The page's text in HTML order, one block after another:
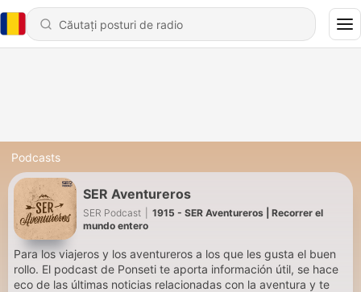
Podcasts
SER Aventureros
SER Podcast
1915 - SER Aventureros | Recorrer el
mundo entero
Para los viajeros y los aventureros a los que les gusta el buen
rollo. El podcast de Ponseti te aporta información útil, se hace
eco de las últimas noticias relacionadas con la aventura y te